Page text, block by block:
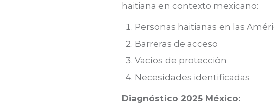
haitiana en contexto mexicano:
Personas haitianas en las
Barreras de acceso
Vacíos de protección
Necesidades identificadas
Diagnóstico 2025 México: